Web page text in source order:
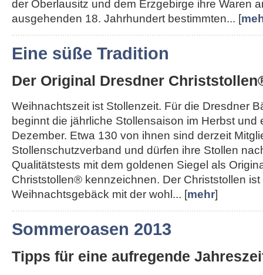
der Oberlausitz und dem Erzgebirge ihre Waren
ausgehenden 18. Jahrhundert bestimmten... [
Eine süße Tradition
Der Original Dresdner
Weihnachtszeit ist Stollenzeit. Für die Dresdner
beginnt die jährliche Stollensaison im Herbst und
Dezember. Etwa 130 von ihnen sind derzeit
Stollenschutzverband und dürfen ihre Stollen
Qualitätstests mit dem goldenen Siegel als
Christstollen® kennzeichnen. Der Christstollen ist
Weihnachtsgebäck mit der wohl... [mehr]
Sommeroasen 2013
Tipps für eine aufregende